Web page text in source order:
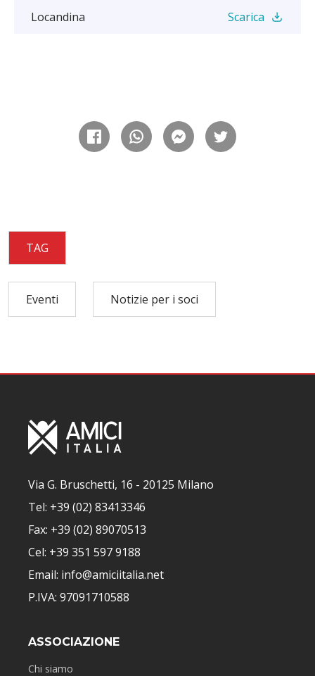
Locandina Scarica
TAG
Eventi Notizie per i soci
Via G. Bruschetti, 16 - 20125 Milano
Tel: +39 (02) 83413346
Fax: +39 (02) 89070513
Cel: +39 351 597 9188
Email: info@amiciitalia.net
P.IVA: 97091710588
ASSOCIAZIONE
Chi siamo